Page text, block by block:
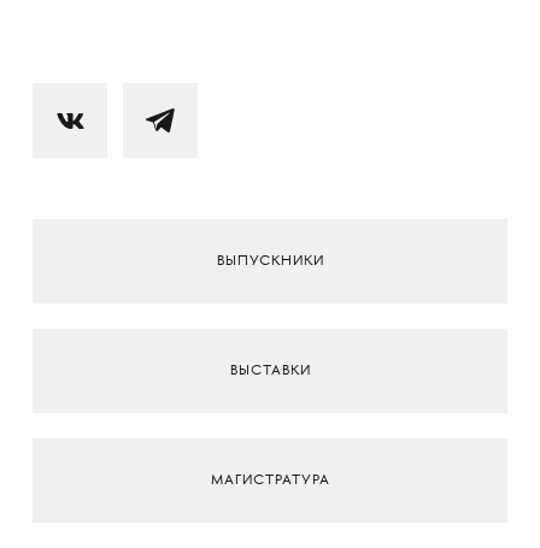
ВЫПУСКНИКИ
ВЫСТАВКИ
МАГИСТРАТУРА